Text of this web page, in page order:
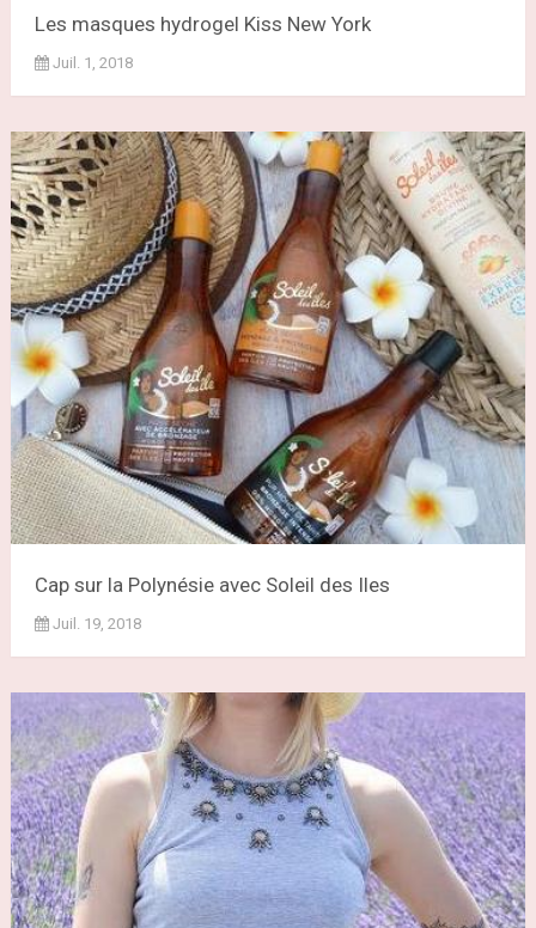
Les masques hydrogel Kiss New York
Juil. 1, 2018
Cap sur la Polynésie avec Soleil des Iles
Juil. 19, 2018